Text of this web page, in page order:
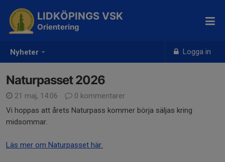
Nyheter Logga in
LIDKÖPINGS VSK
Orientering
Naturpasset 2026
21 maj, 14:06
0 kommentarer
Vi hoppas att årets Naturpass kommer börja säljas kring
midsommar.
Läs mer om Naturpasset här.